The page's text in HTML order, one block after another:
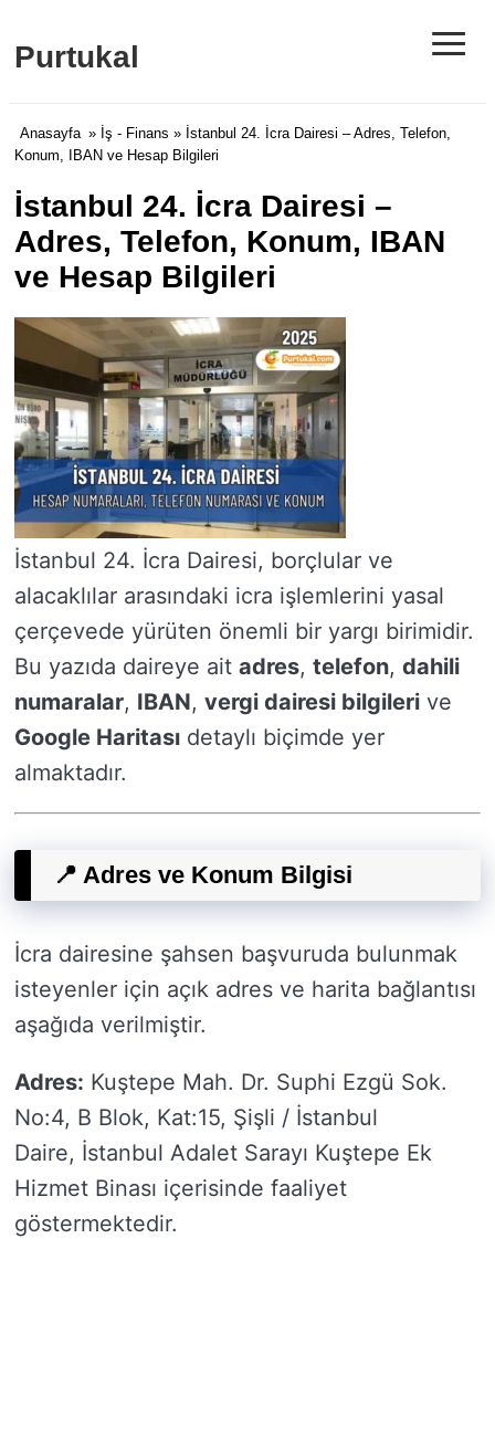
Purtukal ≡
Anasayfa » İş - Finans » İstanbul 24. İcra Dairesi – Adres, Telefon,
Konum, IBAN ve Hesap Bilgileri
İstanbul 24. İcra Dairesi –
Adres, Telefon, Konum, IBAN
ve Hesap Bilgileri
İstanbul 24. İcra Dairesi, borçlular ve
alacaklılar arasındaki icra işlemlerini yasal
çerçevede yürüten önemli bir yargı birimidir.
Bu yazıda daireye ait adres, telefon, dahili
numaralar, IBAN, vergi dairesi bilgileri ve
Google Haritası detaylı biçimde yer
almaktadır.
📍 Adres ve Konum Bilgisi
İcra dairesine şahsen başvuruda bulunmak
isteyenler için açık adres ve harita bağlantısı
aşağıda verilmiştir.
Adres: Kuştepe Mah. Dr. Suphi Ezgü Sok.
No:4, B Blok, Kat:15, Şişli / İstanbul
Daire, İstanbul Adalet Sarayı Kuştepe Ek
Hizmet Binası içerisinde faaliyet
göstermektedir.